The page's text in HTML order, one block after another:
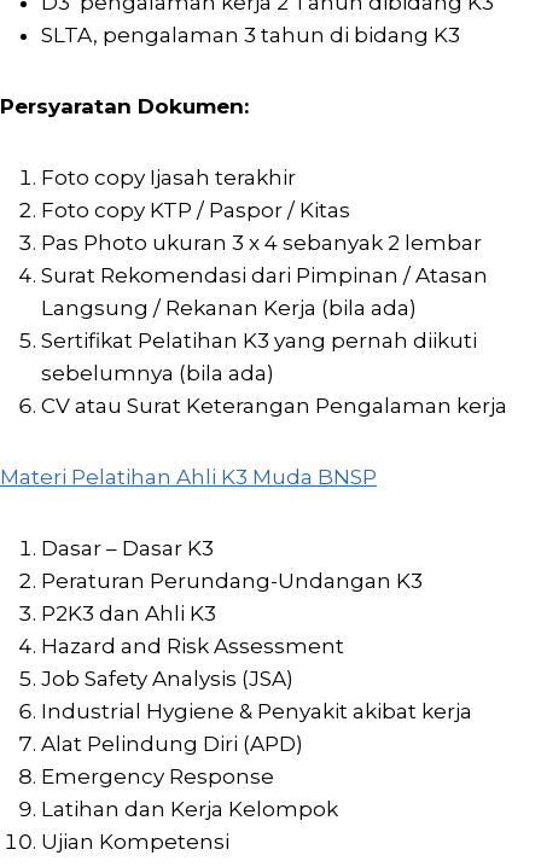
SLTA, pengalaman 3 tahun di bidang K3
Persyaratan Dokumen:
Foto copy Ijasah terakhir
Foto copy KTP / Paspor / Kitas
Pas Photo ukuran 3 x 4 sebanyak 2 lembar
Surat Rekomendasi dari Pimpinan / Atasan
Langsung / Rekanan Kerja (bila ada)
Sertifikat Pelatihan K3 yang pernah diikuti
sebelumnya (bila ada)
CV atau Surat Keterangan Pengalaman kerja
Materi Pelatihan Ahli K3 Muda BNSP
Dasar – Dasar K3
Peraturan Perundang-Undangan K3
P2K3 dan Ahli K3
Hazard and Risk Assessment
Job Safety Analysis (JSA)
Industrial Hygiene & Penyakit akibat kerja
Alat Pelindung Diri (APD)
Emergency Response
Latihan dan Kerja Kelompok
Ujian Kompetensi